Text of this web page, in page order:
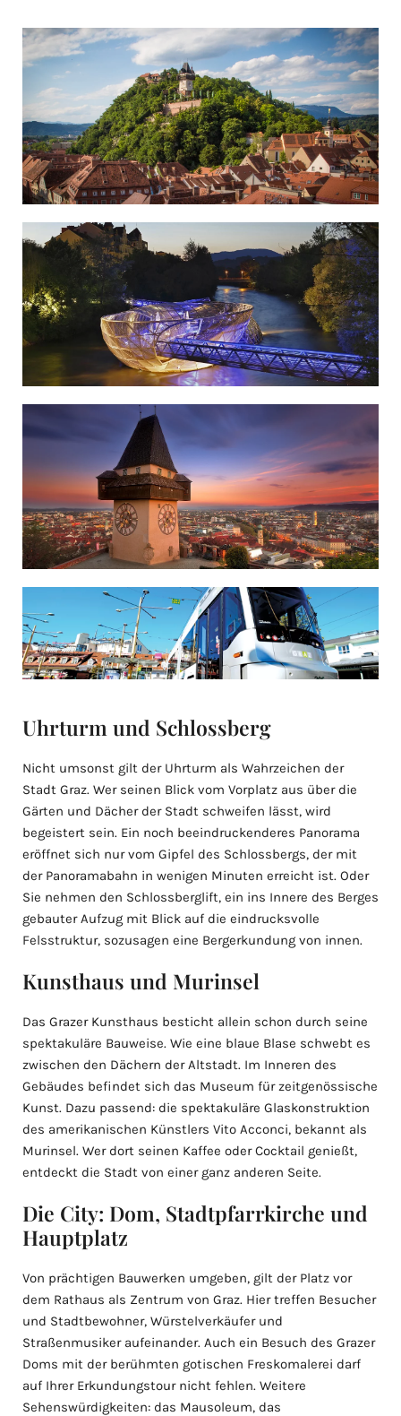
Uhrturm und Schlossberg
Nicht umsonst gilt der Uhrturm als Wahrzeichen der
Stadt Graz. Wer seinen Blick vom Vorplatz aus über die
Gärten und Dächer der Stadt schweifen lässt, wird
begeistert sein. Ein noch beeindruckenderes Panorama
eröffnet sich nur vom Gipfel des Schlossbergs, der mit
der Panoramabahn in wenigen Minuten erreicht ist. Oder
Sie nehmen den Schlossberglift, ein ins Innere des Berges
gebauter Aufzug mit Blick auf die eindrucksvolle
Felsstruktur, sozusagen eine Bergerkundung von innen.
Kunsthaus und Murinsel
Das Grazer Kunsthaus besticht allein schon durch seine
spektakuläre Bauweise. Wie eine blaue Blase schwebt es
zwischen den Dächern der Altstadt. Im Inneren des
Gebäudes befindet sich das Museum für zeitgenössische
Kunst. Dazu passend: die spektakuläre Glaskonstruktion
des amerikanischen Künstlers Vito Acconci, bekannt als
Murinsel. Wer dort seinen Kaffee oder Cocktail genießt,
entdeckt die Stadt von einer ganz anderen Seite.
Die City: Dom, Stadtpfarrkirche und
Hauptplatz
Von prächtigen Bauwerken umgeben, gilt der Platz vor
dem Rathaus als Zentrum von Graz. Hier treffen Besucher
und Stadtbewohner, Würstelverkäufer und
Straßenmusiker aufeinander. Auch ein Besuch des Grazer
Doms mit der berühmten gotischen Freskomalerei darf
auf Ihrer Erkundungstour nicht fehlen. Weitere
Sehenswürdigkeiten: das Mausoleum, das